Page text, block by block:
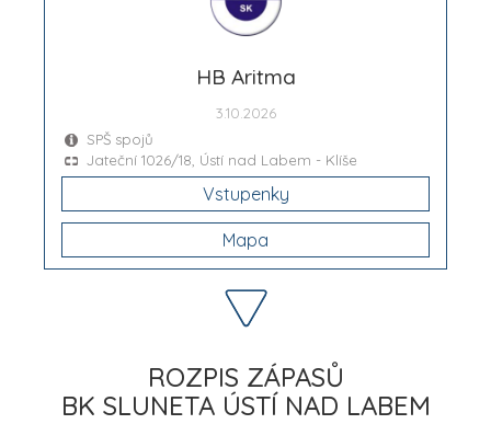
HB Aritma
3.10.2026
SPŠ spojů
Jateční 1026/18, Ústí nad Labem - Klíše
Vstupenky
Mapa
ROZPIS ZÁPASŮ
BK SLUNETA ÚSTÍ NAD LABEM